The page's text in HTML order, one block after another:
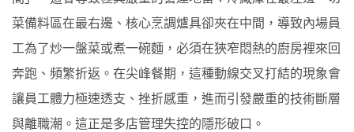
菜備料區在最右邊、核心烹調爐具卻夾在中間，導致內場員
工為了炒一盤菜或煮一碗麵，必須在狹窄悶熱的廚房裡來回
奔跑、頻繁折返。在尖峰餐期，這種動線交叉打結的現象會
讓員工體力極速透支、挫折感重，進而引發嚴重的技術斷層
與離職潮。這正是多店管理失控的隱形破口。